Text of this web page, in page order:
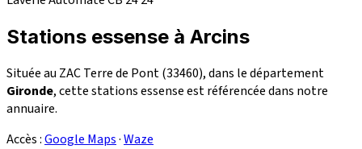
Stations essense à Arcins
Située au ZAC Terre de Pont (33460), dans le département
Gironde, cette stations essense est référencée dans notre
annuaire.
Accès :Google Maps·Waze